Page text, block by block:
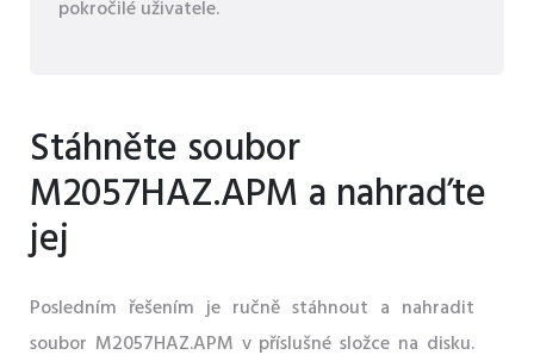
pokročilé uživatele.
Stáhněte soubor
M2057HAZ.APM a nahraďte
jej
Posledním řešením je ručně stáhnout a nahradit
soubor M2057HAZ.APM v příslušné složce na disku.